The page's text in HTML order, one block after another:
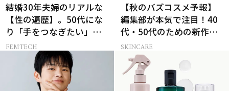
結婚30年夫婦のリアルな
【性の遍歴】。50代にな
り「手をつなぎたい」と
願う理由とは
FEMTECH
【秋のバズコスメ予報】
編集部が本気で注目！40
代・50代のための新作ス
キンケア4選
SKINCARE